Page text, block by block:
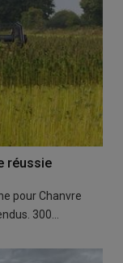
réussie
pour Chanvre
300…